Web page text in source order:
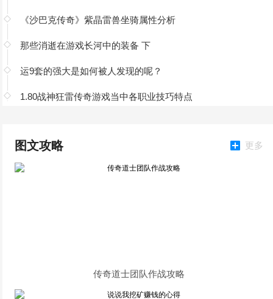
《沙巴克传奇》紫晶雷兽坐骑属性分析
那些消逝在游戏长河中的装备 下
运9套的强大是如何被人发现的呢？
1.80战神狂雷传奇游戏当中各职业技巧特点
图文攻略 更多
传奇道士团队作战攻略